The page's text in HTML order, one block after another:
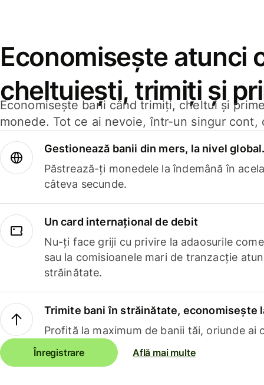
Economisește atunci
cheltuiești, trimiți și
Economisește bani când trimiți, cheltui și
monede. Tot ce ai nevoie, într-un singur cont,
Gestionează banii din mers, la nivel
Păstrează-ți monedele la îndemână în
câteva secunde.
Un card internațional de debit
Nu-ți face griji cu privire la adaosurile
sau la comisioanele mari de tranzacție
străinătate.
Trimite bani în străinătate, economisește
Profită la maximum de banii tăi, oriunde ai
Înregistrare Află mai multe